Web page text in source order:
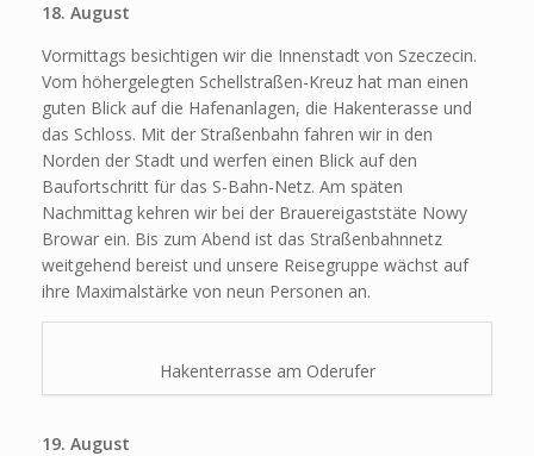
18. August
Vormittags besichtigen wir die Innenstadt von Szeczecin.
Vom höhergelegten Schellstraßen-Kreuz hat man einen
guten Blick auf die Hafenanlagen, die Hakenterasse und
das Schloss. Mit der Straßenbahn fahren wir in den
Norden der Stadt und werfen einen Blick auf den
Baufortschritt für das S-Bahn-Netz. Am späten
Nachmittag kehren wir bei der Brauereigaststäte Nowy
Browar ein. Bis zum Abend ist das Straßenbahnnetz
weitgehend bereist und unsere Reisegruppe wächst auf
ihre Maximalstärke von neun Personen an.
Hakenterrasse am Oderufer
19. August